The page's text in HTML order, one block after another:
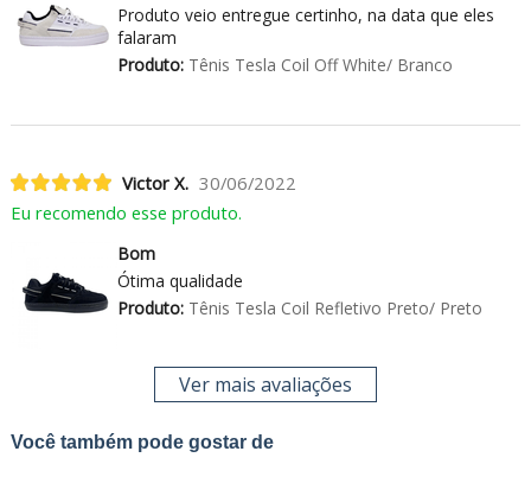
Produto veio entregue certinho, na data que eles
falaram
Produto:Tênis Tesla Coil Off White/ Branco
Victor X. 30/06/2022
Eu recomendo esse produto.
Bom
Ótima qualidade
Produto:Tênis Tesla Coil Refletivo Preto/ Preto
Ver mais avaliações
Você também pode gostar de